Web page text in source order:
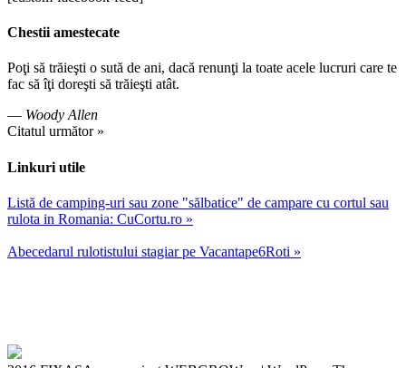
Chestii amestecate
Poţi să trăieşti o sută de ani, dacă renunţi la toate acele lucruri care te
fac să îţi doreşti să trăieşti atât.
— Woody Allen
Citatul următor »
Linkuri utile
Listă de camping-uri sau zone "sălbatice" de campare cu cortul sau
rulota in Romania: CuCortu.ro »
Abecedarul rulotistului stagiar pe Vacantape6Roti »